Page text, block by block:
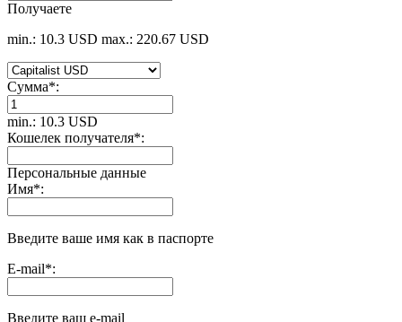
Получаете
min.: 10.3 USD max.: 220.67 USD
Сумма*:
min.: 10.3 USD
Кошелек получателя*:
Персональные данные
Имя*:
Введите ваше имя как в паспорте
E-mail*:
Введите ваш e-mail